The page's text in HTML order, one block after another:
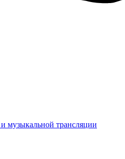
музыкальной трансляции